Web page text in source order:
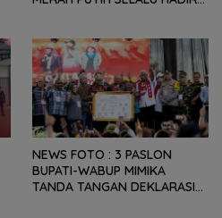
NEWS FOTO : 3 PASLON
BUPATI-WABUP MIMIKA
TANDA TANGAN DEKLARASI